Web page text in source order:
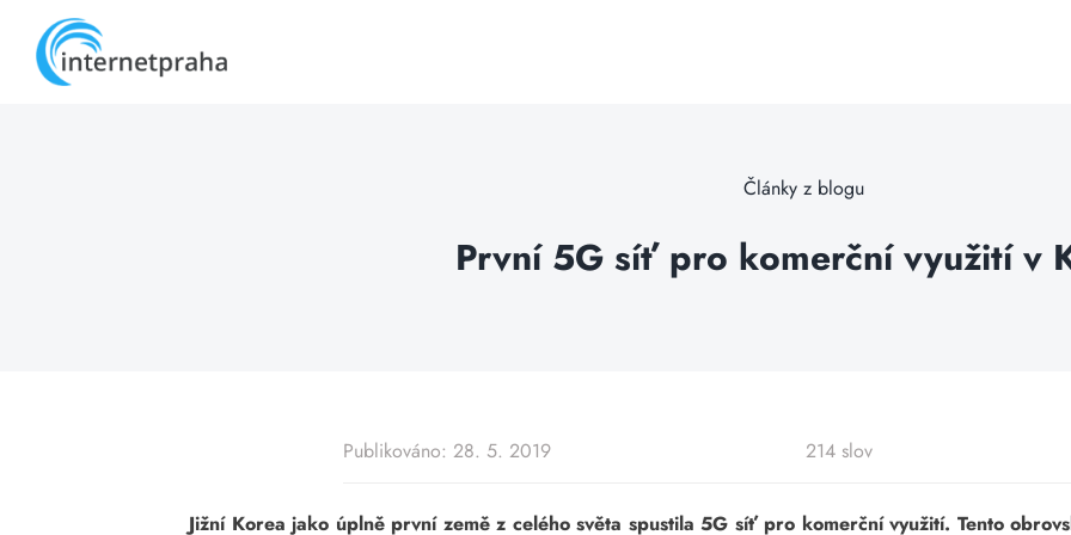
content
Články z blogu
První 5G síť pro komerční využití v
Publikováno: 28. 5. 2019 214 slov
Jižní Korea jako úplně první země z celého světa spustila 5G síť pro komerční využití. Tento